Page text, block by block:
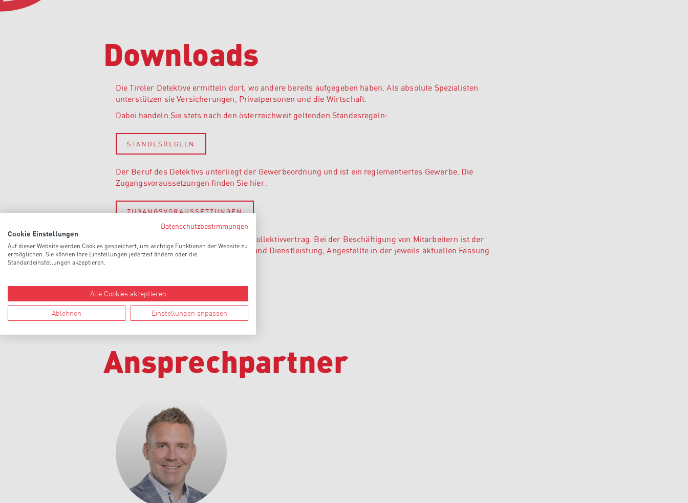
Downloads
Die Tiroler Detektive ermitteln dort, wo andere bereits aufgegeben haben. Als absolute Spezialisten
unterstützen sie Versicherungen, Privatpersonen und die Wirtschaft.
Dabei handeln Sie stets nach den österreichweit geltenden Standesregeln:
STANDESREGELN
Der Beruf des Detektivs unterliegt der Gewerbeordnung und ist ein reglementiertes Gewerbe. Die
Zugangsvoraussetzungen finden Sie hier:
ZUGANGSVORAUSSETZUNGEN
Für Detektive gibt es keinen eigenen Kollektivvertrag. Bei der Beschäftigung von Mitarbeitern ist der
Kollektivvertrag Gewerbe, Handwerk und Dienstleistung, Angestellte in der jeweils aktuellen Fassung
heranzuziehen.
KOLLEKTIVVERTRAG
Ansprechpartner
Datenschutzbestimmungen
Cookie Einstellungen
Auf dieser Website werden Cookies gespeichert, um wichtige Funktionen der Website zu
ermöglichen. Sie können Ihre Einstellungen jederzeit ändern oder die
Standardeinstellungen akzeptieren.
Alle Cookies akzeptieren
Ablehnen Einstellungen anpassen